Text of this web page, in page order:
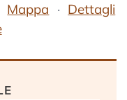
Mappa
Dettagli